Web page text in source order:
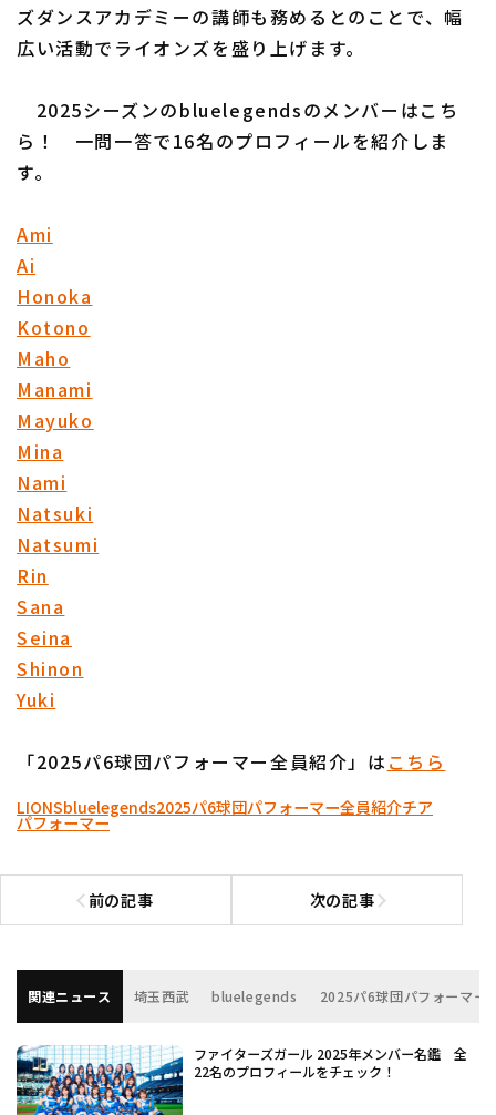
運営会社 （別ウィンドウで開く）
ズダンスアカデミーの講師も務めるとのことで、幅
広い活動でライオンズを盛り上げます。
2025シーズンのbluelegendsのメンバーはこち
ら！ 一問一答で16名のプロフィールを紹介しま
す。
Ami
Ai
Honoka
Kotono
Maho
Manami
Mayuko
Mina
Nami
Natsuki
Natsumi
Rin
Sana
Seina
Shinon
Yuki
「2025パ6球団パフォーマー全員紹介」は こちら
LIONSbluelegends2025パ6球団パフォーマー全員紹介チア
パフォーマー
前の記事
前の記事へ 次の記事次の記事へ
関連ニュース 埼玉西武 bluelegends 2025パ6球団パフォーマー
ファイターズガール 2025年メンバー名鑑 全
22名のプロフィールをチェック！